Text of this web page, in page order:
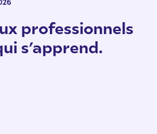
professionnels
s’apprend.